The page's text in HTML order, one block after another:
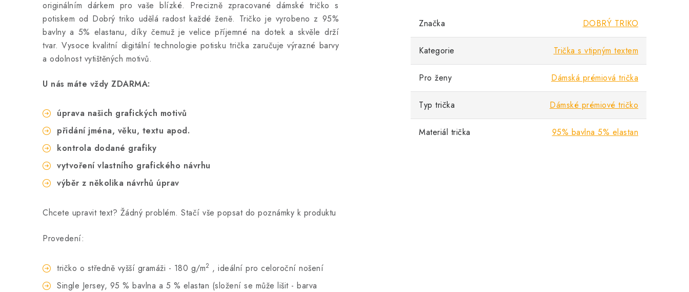
originálním dárkem pro vaše blízké. Precizně zpracované dámské tričko s
potiskem od Dobrý triko udělá radost každé ženě. Tričko je vyrobeno z 95%
bavlny a 5% elastanu, díky čemuž je velice příjemné na dotek a skvěle drží
tvar. Vysoce kvalitní digitální technologie potisku trička zaručuje výrazné barvy
a odolnost vytištěných motivů.
U nás máte vždy ZDARMA:
úprava našich grafických motivů
přidání jména, věku, textu apod.
kontrola dodané grafiky
vytvoření vlastního grafického návrhu
výběr z několika návrhů úprav
Chcete upravit text? Žádný problém. Stačí vše popsat do poznámky k produktu
Provedení:
tričko o středně vyšší gramáži - 180 g/m2 , ideální pro celoroční nošení
Single Jersey, 95 % bavlna a 5 % elastan (složení se může lišit - barva
Značka DOBRÝ TRIKO
Kategorie Trička s vtipným textem
Pro ženy Dámská prémiová trička
Typ trička Dámské prémiové tričko
Materiál trička 95% bavlna 5% elastan